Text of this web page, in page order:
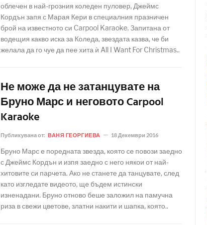
облечен в най-грозния коледен пуловер, Джеймс
Кордън запя с Марая Кери в специалния празничен
брой на известното си Carpool Karaoke. Запитана от
водещия какво иска за Коледа, звездата казва, че би
желала да го чуе да пее хита ѝ All I Want For Christmas..
Не може да не затанцувате на
Бруно Марс и неговото Carpool
Karaoke
Публикувана от: ВАНЯ ГЕОРГИЕВА 18 Декември 2016
Бруно Марс е поредната звезда, която се повози заедно
с Джеймс Кордън и изпя заедно с него някои от най-
хитовите си парчета. Ако не станете да танцувате, след
като изгледате видеото, ще бъдем истински
изненадани. Бруно отново беше заложил на памучна
риза в свежи цветове, златни накити и шапка, която..